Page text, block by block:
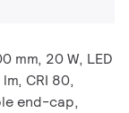
mm, 20 W, LED
CRI 80,
end-cap,